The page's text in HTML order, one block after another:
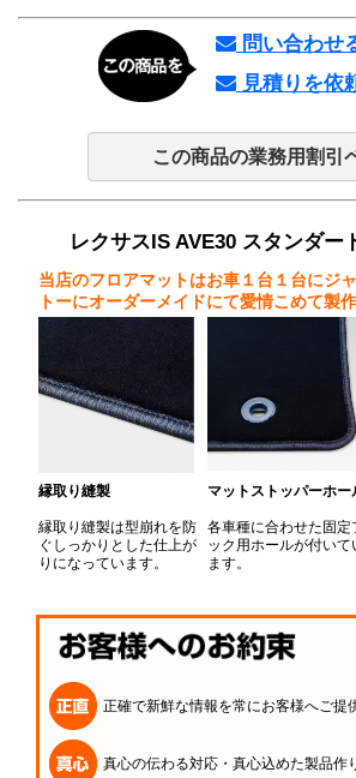
問い合わせ
見積りを依
この商品の業務用割引
レクサスIS AVE30 スタンダー
当店のフロアマットはお車１台１台にジ
トーにオーダーメイドにて愛情こめて製
縁取り縫製
縁取り縫製は型崩れを防
ぐしっかりとした仕上が
りになっています。
マットストッパーホー
各車種に合わせた固定
ック用ホールが付いて
ます。
正確で新鮮な情報を常にお客様へご提
真心の伝わる対応・真心込めた製品作